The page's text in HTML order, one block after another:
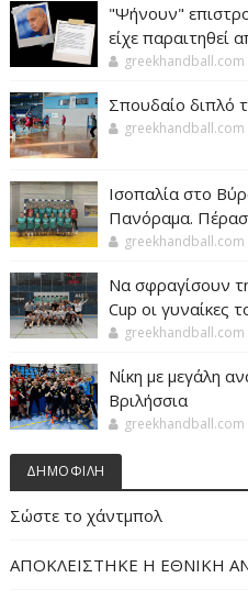
"Ψήνουν"
είχε παραιτηθεί
greekhandball.com
Σπουδαίο διπλό
greekhandball.com
Ισοπαλία στο
Πανόραμα.
greekhandball.com
Να σφραγίσουν
Cup οι γυναίκες
greekhandball.com
Νίκη με μεγάλη
Βριλήσσια
greekhandball.com
ΔΗΜΟΦΙΛΗ
Σώστε το χάντμπολ
ΑΠΟΚΛΕΙΣΤΗΚΕ Η ΕΘΝΙΚΗ